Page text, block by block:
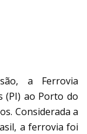
a Ferrovia
(PI) ao Porto do
Considerada a
a ferrovia foi